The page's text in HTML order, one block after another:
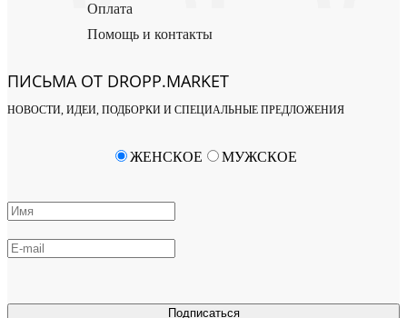
Оплата
Помощь и контакты
ПИСЬМА ОТ DROPP.MARKET
НОВОСТИ, ИДЕИ, ПОДБОРКИ И СПЕЦИАЛЬНЫЕ ПРЕДЛОЖЕНИЯ
Подписаться
ЖЕНСКОЕ МУЖСКОЕ